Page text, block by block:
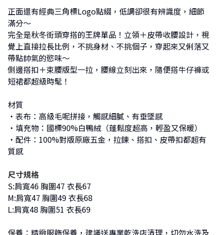
正面還有經典三角標Logo點綴，低調卻很有辨識度，細節
滿分～
完全是秋冬街頭穿搭的王牌單品！立領＋皮帶收腰設計，視
覺上直接拉長比例，不挑身材、不挑個子，穿起來又俐落又
帶點帥氣的慾味～
側邊搭扣＋束腰版型一拉，腰線立刻出來，隨便搭牛仔褲或
短裙都超級時髦！
材質
・表布：高級毛呢拼接，觸感細膩、有垂墜感
・填充物：國標90%白鴨絨（蓬鬆度超高，輕盈又保暖）
・配件：100%對版原廠五金，拉鍊、搭扣、皮帶扣都超有
質感
尺寸規格
S:肩寬46 胸圍47 衣長67
M:肩寬47 胸圍49 衣長68
L:肩寬48 胸圍51 衣長69